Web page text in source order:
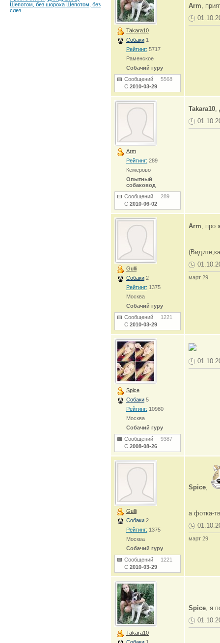
Шепотом, без шороха Шепотом, без
слез ...
Takara10
Собаки 1
Рейтинг: 5717
Раменское
Собачий гуру
Сообщений 5568
С 2010-03-29
Arm,
Arm
Рейтинг: 289
Кемерово
Опытный
собаковод
Сообщений 289
С 2010-06-02
Takara10,
Gulli
Собаки 2
Рейтинг: 1375
Москва
Собачий гуру
Сообщений 1221
С 2010-03-29
Arm, про
март 29
Spice
Собаки 5
Рейтинг: 10980
Москва
Собачий гуру
Сообщений 9387
С 2008-08-26
Gulli
Собаки 2
Рейтинг: 1375
Москва
Собачий гуру
Сообщений 1221
С 2010-03-29
Spice,
а фотка-
март 29
Takara10
Spice, я